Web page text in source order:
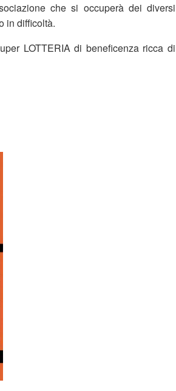
che si occuperà dei diversi
che sono in difficoltà.
LOTTERIA di beneficenza ricca di